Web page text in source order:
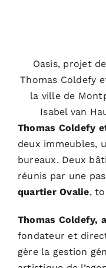
Oasis, projet
Thomas Coldefy
la ville de
Isabel van
Thomas Coldefy
deux immeubles,
bureaux. Deux
réunis par une
quartier Ovalie,
Thomas Coldefy,
fondateur et
gère la gestion